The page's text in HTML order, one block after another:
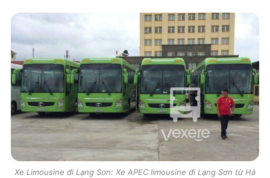
Xe Limousine đi Lạng Sơn: Xe APEC limousine đi Lạng Sơn từ Hà